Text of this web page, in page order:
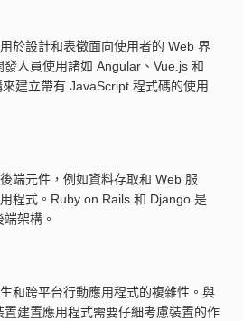
於設計和表徵面向使用者的 Web 界
人員使用諸如 Angular、Vue.js 和
建立帶有 JavaScript 程式碼的使用
端元件，例如資料存取和 Web 服
程式。Ruby on Rails 和 Django 是
架構。
和跨平台行動應用程式的複雜性。與
建置應用程式需要仔細考慮裝置的作